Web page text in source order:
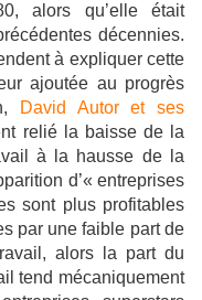
alors qu’elle était
décennies.
à expliquer cette
ajoutée au progrès
David Autor et ses
relié la baisse de la
à la hausse de la
d’« entreprises
sont plus profitables
par une faible part de
alors la part du
tend mécaniquement